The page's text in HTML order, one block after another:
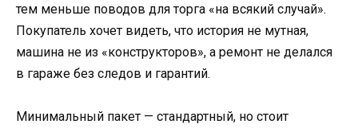
тем меньше поводов для торга «на всякий случай».
Покупатель хочет видеть, что история не мутная,
машина не из «конструкторов», а ремонт не делался
в гараже без следов и гарантий.
Минимальный пакет — стандартный, но стоит